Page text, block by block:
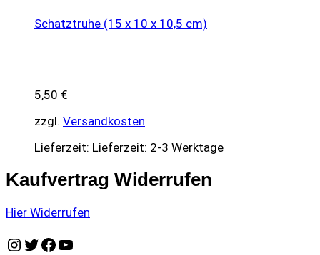
Schatztruhe (15 x 10 x 10,5 cm)
5,50 €
zzgl. Versandkosten
Lieferzeit: Lieferzeit: 2-3 Werktage
Kaufvertrag Widerrufen
Hier Widerrufen
Instagram
Twitter
Facebook
YouTube